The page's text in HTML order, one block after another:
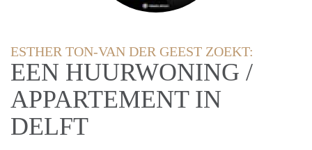
ESTHER TON-VAN DER GEEST ZOEKT:
EEN HUURWONING /
APPARTEMENT IN
DELFT